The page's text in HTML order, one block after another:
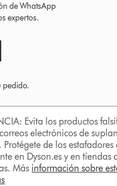
de WhatsApp
expertos.
pedido.
Evita los productos
electrónicos de
de los
en Dyson.es y en tiendas
Más información sobre